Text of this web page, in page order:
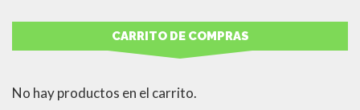
CARRITO DE COMPRAS
No hay productos en el carrito.